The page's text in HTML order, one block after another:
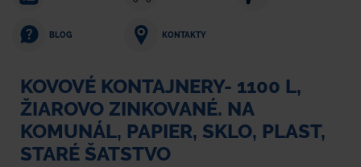
BLOG KONTAKTY
KOVOVÉ KONTAJNERY- 1100 L,
ŽIAROVO ZINKOVANÉ. NA
KOMUNÁL, PAPIER, SKLO, PLAST,
STARÉ ŠATSTVO